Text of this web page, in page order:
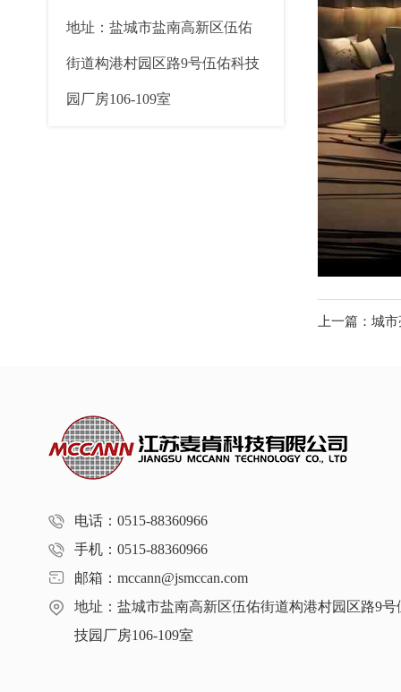
地址：盐城市盐南高新区伍佑
街道构港村园区路9号伍佑科技
园厂房106-109室
上一篇：城
电话：0515-88360966
手机：0515-88360966
邮箱：mccann@jsmccan.com
地址：盐城市盐南高新区伍佑街道构港村园区路9号
技园厂房106-109室